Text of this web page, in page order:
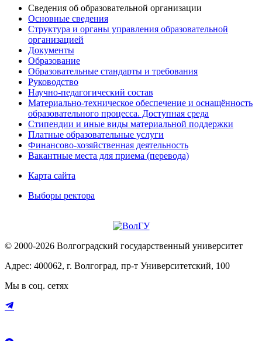
Сведения об образовательной организации
Основные сведения
Структура и органы управления образовательной
организацией
Документы
Образование
Образовательные стандарты и требования
Руководство
Научно-педагогический состав
Материально-техническое обеспечение и оснащённость
образовательного процесса. Доступная среда
Стипендии и иные виды материальной поддержки
Платные образовательные услуги
Финансово-хозяйственная деятельность
Вакантные места для приема (перевода)
Карта сайта
Выборы ректора
© 2000-2026 Волгоградский государственный университет
Адрес: 400062, г. Волгоград, пр-т Университетский, 100
Мы в соц. сетях